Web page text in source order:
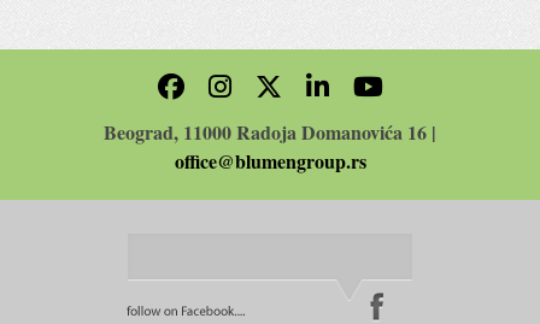
Beograd, 11000 Radoja Domanovića 16 |
office@blumengroup.rs